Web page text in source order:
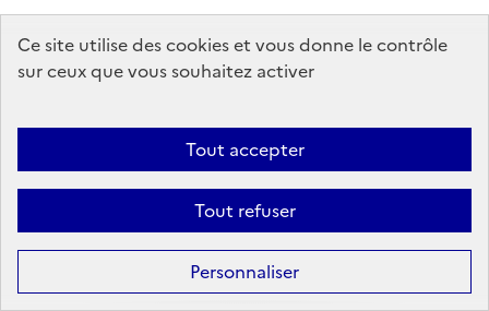
Ce site utilise des cookies et vous donne le contrôle
sur ceux que vous souhaitez activer
Tout accepter
Tout refuser
Personnaliser
Accessibilité : partiellement conforme
les contenus de ce site sont proposés souslicence etalab-2.0